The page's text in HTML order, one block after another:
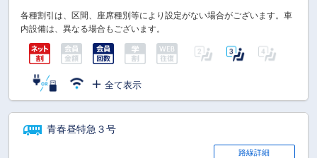
各種割引は、区間、座席種別等により設定がない場合がございます。車
内設備は、異なる場合もございます。
全て表示
青春昼特急３号
路線詳細